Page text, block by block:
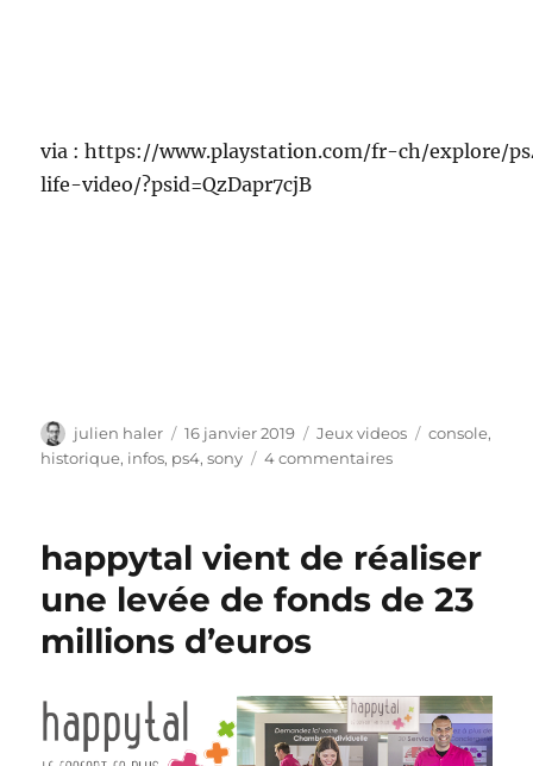
via : https://www.playstation.com/fr-ch/explore/
life-video/?psid=QzDapr7cjB
Auteur
julien haler
Publié
le
16 janvier 2019 Catégories
Jeux videos Étiquettes
console,
historique, infos, ps4,sony 4 commentairessur
sur
PS4
happytal vient de réaliser
une levée de fonds de 23
millions d’euros